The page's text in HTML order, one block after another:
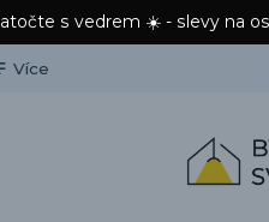
s vedrem ☀️ - slevy na
Více